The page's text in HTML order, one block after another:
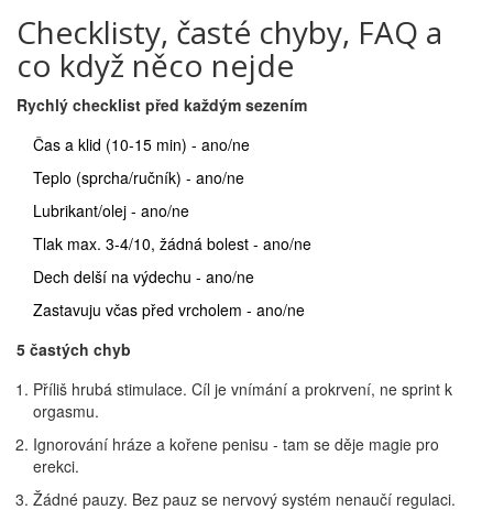
Checklisty, časté chyby, FAQ a
co když něco nejde
Rychlý checklist před každým sezením
Čas a klid (10-15 min) - ano/ne
Teplo (sprcha/ručník) - ano/ne
Lubrikant/olej - ano/ne
Tlak max. 3-4/10, žádná bolest - ano/ne
Dech delší na výdechu - ano/ne
Zastavuju včas před vrcholem - ano/ne
5 častých chyb
Příliš hrubá stimulace. Cíl je vnímání a prokrvení, ne sprint k
orgasmu.
Ignorování hráze a kořene penisu - tam se děje magie pro
erekci.
Žádné pauzy. Bez pauz se nervový systém nenaučí regulaci.